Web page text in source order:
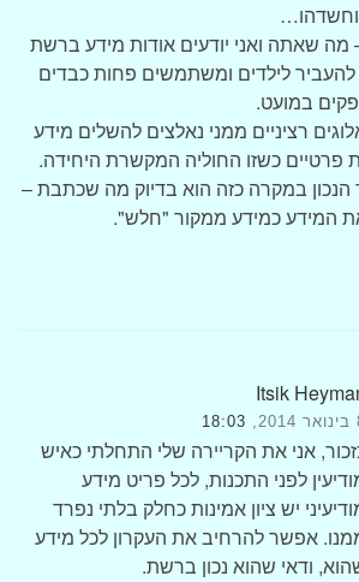
מה שאתה ואני יודעים אודות מידע ברשת
לילדים ומשתמשים פחות כבדים
במועט.
רציניים ממני נאלצים להשלים מידע
פרטיים כשזו החוליה המקשרת היחידה.
במקרה כזה הוא בדיוק מה שכתבת –
המידע כמידע ממקור "חלש".
Itsik
18:03
אני את הקריירה שלי התחלתי כאיש
לפני התכנות, לכל פריט מידע
יש ציון אמינות כחלק בלתי נפרד
אפשר להרחיב את העקרון לכל מידע
ודאי שהוא נכון ברשת.